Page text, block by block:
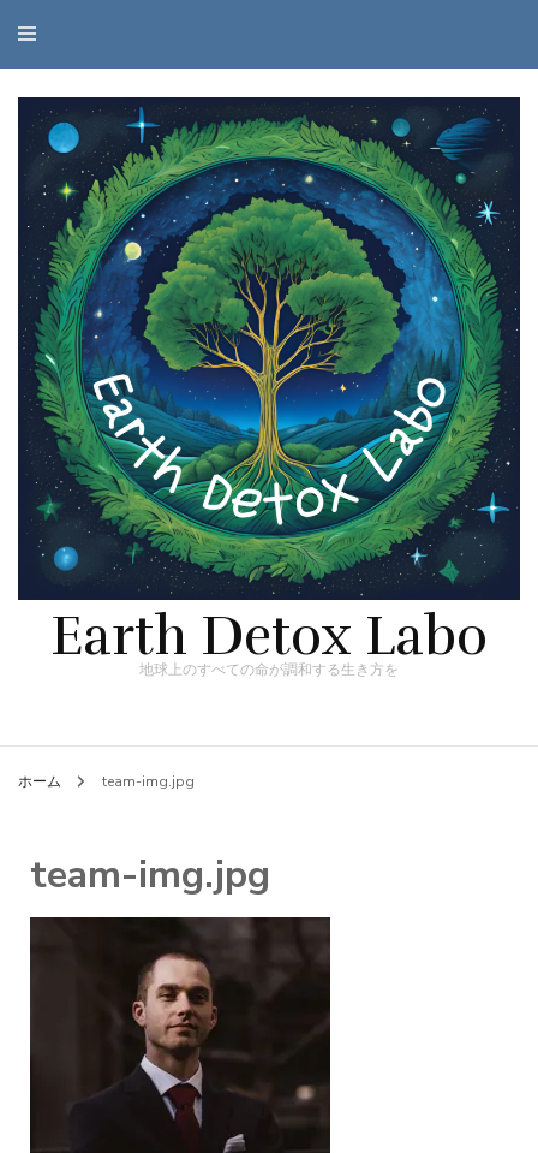
Earth Detox Labo
地球上のすべての命が調和する生き方を
ホーム team-img.jpg
team-img.jpg